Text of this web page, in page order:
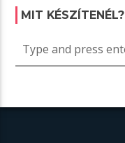
MIT KÉSZÍTENÉL?